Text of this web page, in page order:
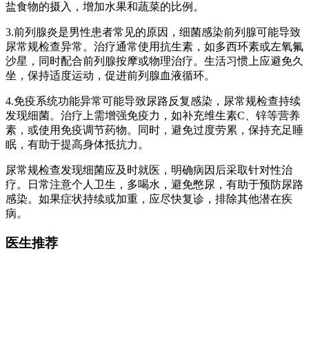
盐食物的摄入，增加水果和蔬菜的比例。
3.前列腺炎是男性患者常见的原因，细菌感染前列腺可能导致
尿常规检查异常。治疗通常使用抗生素，如多西环素或左氧氟
沙星，同时配合前列腺按摩或物理治疗。生活习惯上应避免久
坐，保持适度运动，促进前列腺血液循环。
4.免疫系统功能异常可能导致尿路反复感染，尿常规检查持续
发现细菌。治疗上需增强免疫力，如补充维生素C、锌等营养
素，或使用免疫调节药物。同时，避免过度劳累，保持充足睡
眠，有助于提高身体抵抗力。
尿常规检查发现细菌应及时就医，明确病因后采取针对性治
疗。日常注意个人卫生，多喝水，避免憋尿，有助于预防尿路
感染。如果症状持续或加重，应尽快复诊，排除其他潜在疾
病。
医生推荐